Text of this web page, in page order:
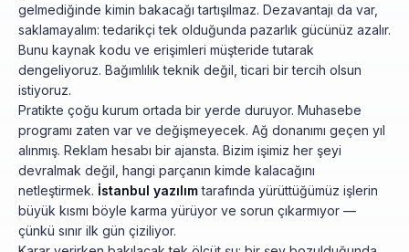
gelmediğinde kimin bakacağı tartışılmaz. Dezavantajı da var,
saklamayalım: tedarikçi tek olduğunda pazarlık gücünüz azalır.
Bunu kaynak kodu ve erişimleri müşteride tutarak
dengeliyoruz. Bağımlılık teknik değil, ticari bir tercih olsun
istiyoruz.
Pratikte çoğu kurum ortada bir yerde duruyor. Muhasebe
programı zaten var ve değişmeyecek. Ağ donanımı geçen yıl
alınmış. Reklam hesabı bir ajansta. Bizim işimiz her şeyi
devralmak değil, hangi parçanın kimde kalacağını
netleştirmek. İstanbul yazılımtarafında yürüttüğümüz işlerin
büyük kısmı böyle karma yürüyor ve sorun çıkarmıyor —
çünkü sınır ilk gün çiziliyor.